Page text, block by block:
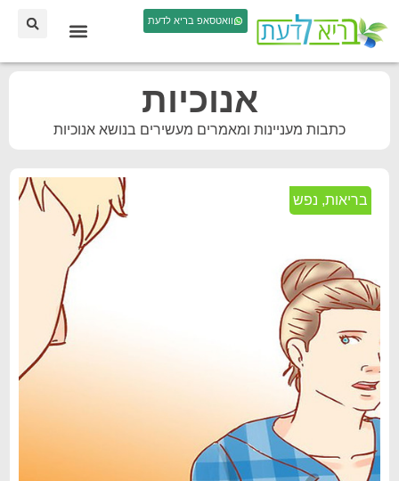
וואטסאפ בריא לדעת
אנוכיות
כתבות מעניינות ומאמרים מעשירים בנושא אנוכיות
בריאות, נפש